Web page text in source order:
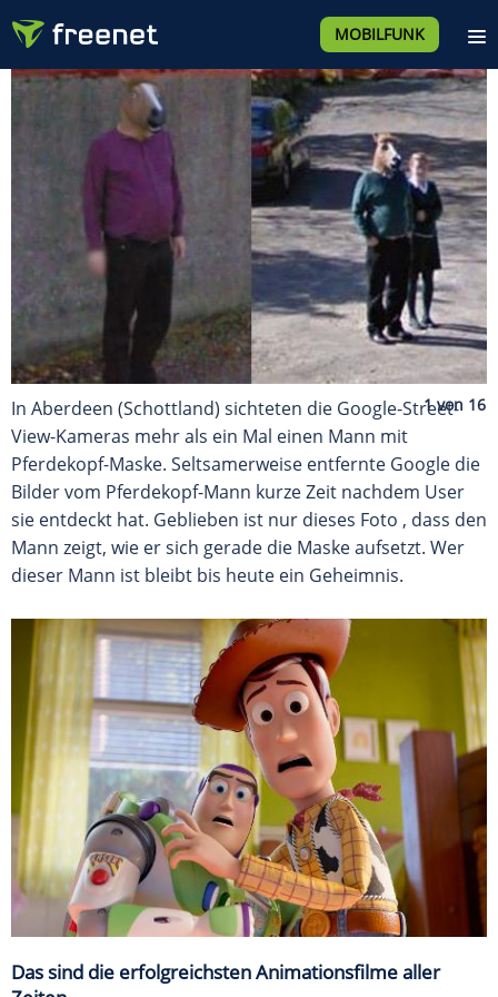
MOBILFUNK
In Aberdeen (Schottland) sichteten die Google-Street-
View-Kameras mehr als ein Mal einen Mann mit
Pferdekopf-Maske. Seltsamerweise entfernte Google die
Bilder vom Pferdekopf-Mann kurze Zeit nachdem User
sie entdeckt hat. Geblieben ist nur dieses Foto , dass den
Mann zeigt, wie er sich gerade die Maske aufsetzt. Wer
dieser Mann ist bleibt bis heute ein Geheimnis.
Das sind die erfolgreichsten Animationsfilme aller